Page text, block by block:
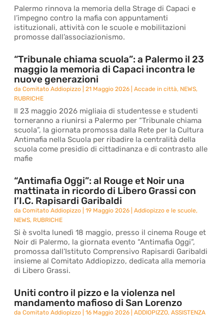
Palermo rinnova la memoria della Strage di Capaci e
l’impegno contro la mafia con appuntamenti
istituzionali, attività con le scuole e mobilitazioni
promosse dall’associazionismo.
“Tribunale chiama scuola”: a Palermo il 23
maggio la memoria di Capaci incontra le
nuove generazioni
daComitato Addiopizzo |21 Maggio 2026 |Accade in città, NEWS,
RUBRICHE
Il 23 maggio 2026 migliaia di studentesse e studenti
torneranno a riunirsi a Palermo per “Tribunale chiama
scuola”, la giornata promossa dalla Rete per la Cultura
Antimafia nella Scuola per ribadire la centralità della
scuola come presidio di cittadinanza e di contrasto alle
mafie
“Antimafia Oggi”: al Rouge et Noir una
mattinata in ricordo di Libero Grassi con
l’I.C. Rapisardi Garibaldi
daComitato Addiopizzo |19 Maggio 2026 |Addiopizzo e le scuole,
NEWS, RUBRICHE
Si è svolta lunedì 18 maggio, presso il cinema Rouge et
Noir di Palermo, la giornata evento “Antimafia Oggi”,
promossa dall’Istituto Comprensivo Rapisardi Garibaldi
insieme al Comitato Addiopizzo, dedicata alla memoria
di Libero Grassi.
Uniti contro il pizzo e la violenza nel
mandamento mafioso di San Lorenzo
daComitato Addiopizzo |16 Maggio 2026 |ADDIOPIZZO,ASSISTENZA